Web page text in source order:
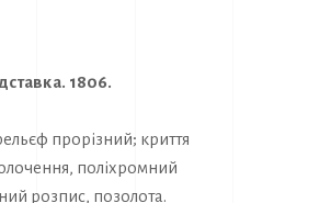
1806.
прорізний; криття
поліхромний
розпис, позолота.